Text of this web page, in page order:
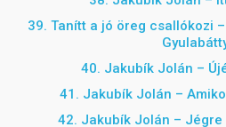
39. Tanítt a jó öreg csallókozi
40. Jakubík Jolán –
41. Jakubík Jolán –
42. Jakubík Jolán – Jégre